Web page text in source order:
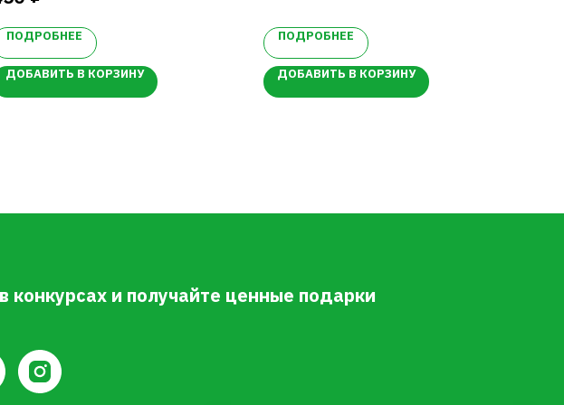
Устойчив к болезням
Урожайный
ПОДРОБНЕЕ
ДОБАВИТЬ В КОРЗИНУ
ПОДРОБНЕЕ
ДОБАВИТЬ В КОРЗИНУ
конкурсах и получайте ценные подарки